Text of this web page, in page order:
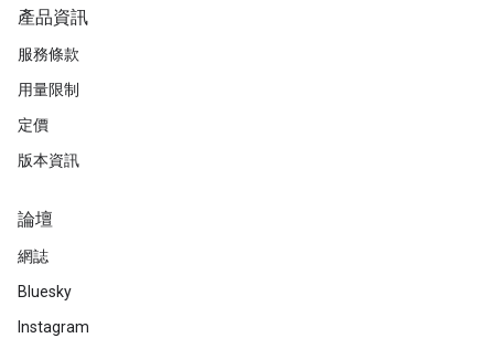
產品資訊
服務條款
用量限制
定價
版本資訊
論壇
網誌
Bluesky
Instagram